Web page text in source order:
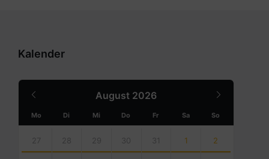
Kalender
August 2026
Month
Mo Di Mi Do Fr Sa So
calendar
days
27 28 29 30 31 1 2